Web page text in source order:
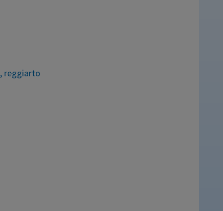
, reggiarto